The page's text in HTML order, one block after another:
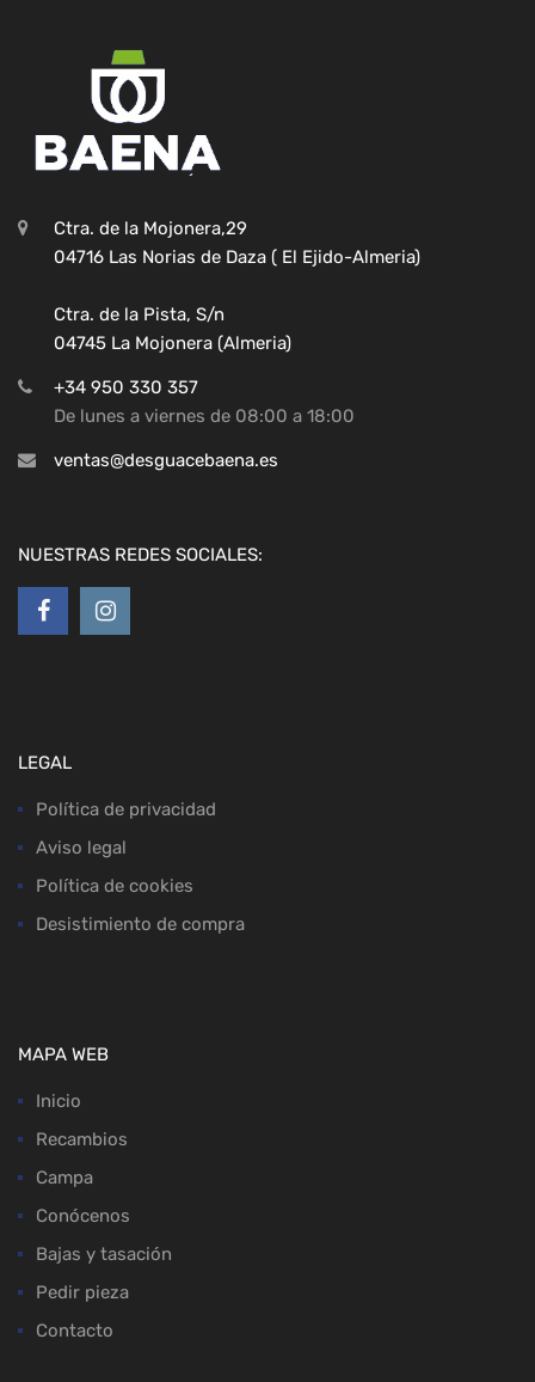
Ctra. de la Mojonera,29
04716 Las Norias de Daza ( El Ejido-Almeria)
Ctra. de la Pista, S/n
04745 La Mojonera (Almeria)
+34 950 330 357
De lunes a viernes de 08:00 a 18:00
ventas@desguacebaena.es
NUESTRAS REDES SOCIALES:
LEGAL
Política de privacidad
Aviso legal
Política de cookies
Desistimiento de compra
MAPA WEB
Inicio
Recambios
Campa
Conócenos
Bajas y tasación
Pedir pieza
Contacto